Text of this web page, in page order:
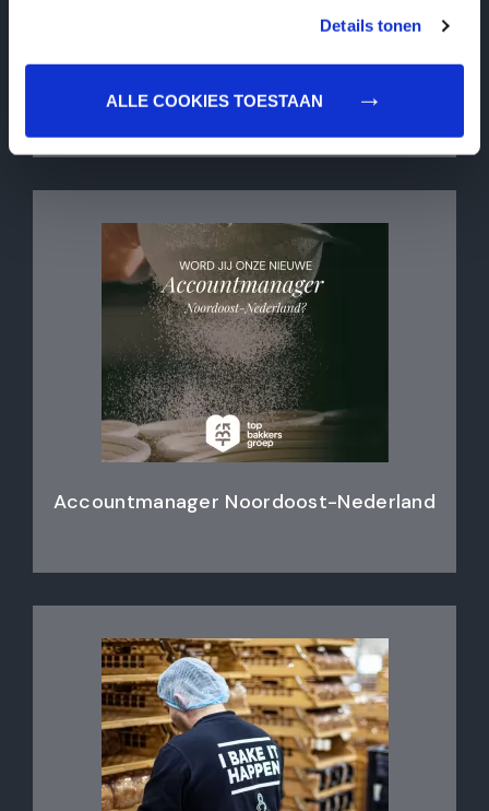
Details tonen
ALLE COOKIES TOESTAAN
Accountmanager Noordoost-Nederland